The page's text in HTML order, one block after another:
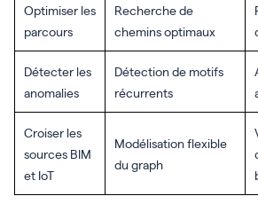
Optimiser les
parcours
Recherche de
chemins optimaux
Détecter les
anomalies
Détection de motifs
récurrents
Croiser les
sources BIM
et IoT
Modélisation flexible
du graph